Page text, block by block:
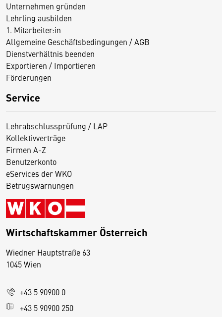
Unternehmen gründen
Lehrling ausbilden
1. Mitarbeiter:in
Allgemeine Geschäftsbedingungen / AGB
Dienstverhältnis beenden
Exportieren / Importieren
Förderungen
Service
Lehrabschlussprüfung / LAP
Kollektivverträge
Firmen A-Z
Benutzerkonto
eServices der WKO
Betrugswarnungen
Wirtschaftskammer Österreich
Wiedner Hauptstraße 63
1045 Wien
+43 5 90900 0
+43 5 90900 250
D
s
e